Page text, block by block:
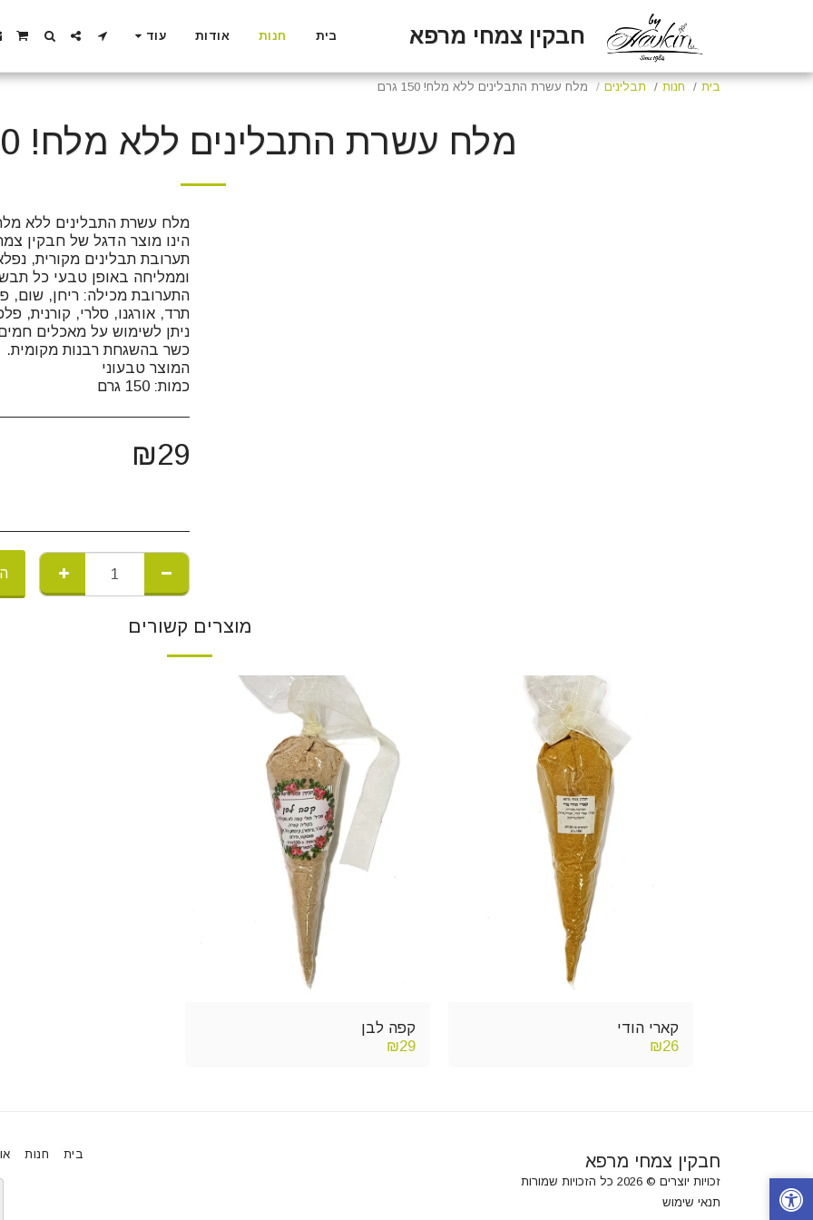
חבקין צמחי מרפא בית חנות אודות עוד
בית חנות תבלינים מלח עשרת התבלינים ללא מלח! 150 גרם
מלח עשרת התבלינים ללא מלח! 150 גרם
כמות: 150 גרם
₪29
מוצרים קשורים
קארי הודי
₪26
קפה לבן
₪29
חבקין צמחי מרפא
זכויות יוצרים © 2026 כל הזכויות שמורות
תנאי שימוש
בית חנות